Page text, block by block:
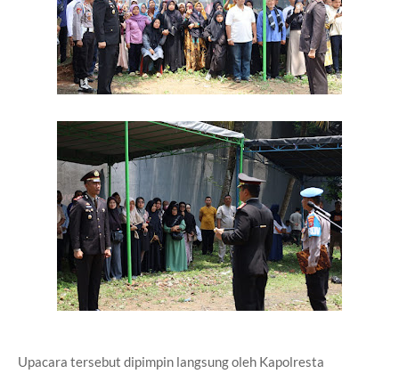
Upacara tersebut dipimpin langsung oleh Kapolresta